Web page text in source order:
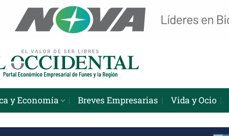
y Economía Breves Empresarias Vida y Ocio